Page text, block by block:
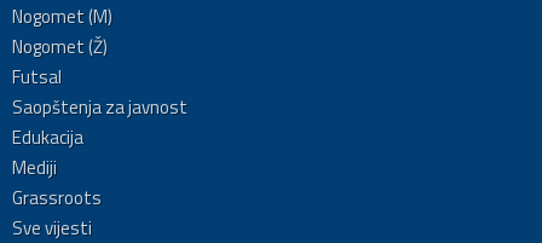
Nogomet (M)
Nogomet (Ž)
Futsal
Saopštenja za javnost
Edukacija
Mediji
Grassroots
Sve vijesti